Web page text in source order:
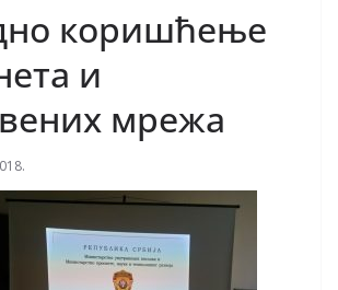
коришћење
и
мрежа